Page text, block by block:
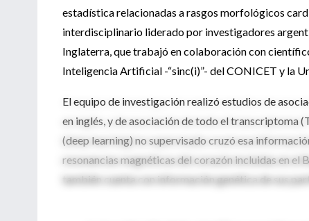
estadística relacionadas a rasgos morfológicos
interdisciplinario liderado por investigadores
Inglaterra, que trabajó en colaboración con
Inteligencia Artificial -“sinc(i)”- del CONICET y la
El equipo de investigación realizó estudios de
en inglés, y de asociación de todo el transcriptoma
(deep learning) no supervisado cruzó esa
resonancias magnéticas del corazón incluidas en el
también cuenta con información genética de sus